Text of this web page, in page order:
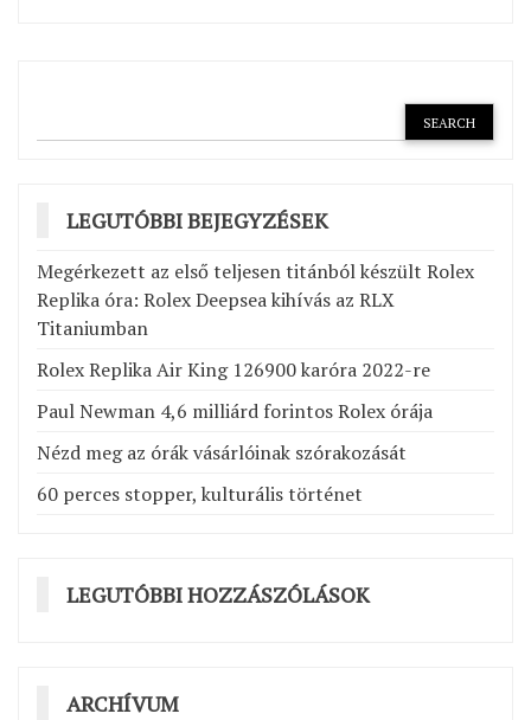
LEGUTÓBBI BEJEGYZÉSEK
Megérkezett az első teljesen titánból készült Rolex
Replika óra: Rolex Deepsea kihívás az RLX
Titaniumban
Rolex Replika Air King 126900 karóra 2022-re
Paul Newman 4,6 milliárd forintos Rolex órája
Nézd meg az órák vásárlóinak szórakozását
60 perces stopper, kulturális történet
LEGUTÓBBI HOZZÁSZÓLÁSOK
ARCHÍVUM